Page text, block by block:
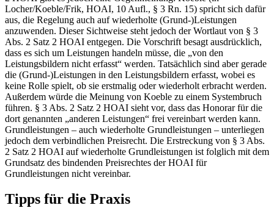
Locher/Koeble/Frik, HOAI, 10 Aufl., § 3 Rn. 15) spricht sich dafür
aus, die Regelung auch auf wiederholte (Grund-)Leistungen
anzuwenden. Dieser Sichtweise steht jedoch der Wortlaut von § 3
Abs. 2 Satz 2 HOAI entgegen. Die Vorschrift besagt ausdrücklich,
dass es sich um Leistungen handeln müsse, die „von den
Leistungsbildern nicht erfasst“ werden. Tatsächlich sind aber gerade
die (Grund-)Leistungen in den Leistungsbildern erfasst, wobei es
keine Rolle spielt, ob sie erstmalig oder wiederholt erbracht werden.
Außerdem würde die Meinung von Koeble zu einem Systembruch
führen. § 3 Abs. 2 Satz 2 HOAI sieht vor, dass das Honorar für die
dort genannten „anderen Leistungen“ frei vereinbart werden kann.
Grundleistungen – auch wiederholte Grundleistungen – unterliegen
jedoch dem verbindlichen Preisrecht. Die Erstreckung von § 3 Abs.
2 Satz 2 HOAI auf wiederholte Grundleistungen ist folglich mit dem
Grundsatz des bindenden Preisrechtes der HOAI für
Grundleistungen nicht vereinbar.
Tipps für die Praxis